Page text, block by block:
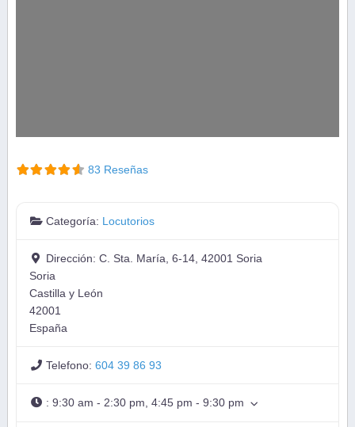
83 Reseñas
Categoría: Locutorios
Dirección:C. Sta. María, 6-14, 42001 Soria
Soria
Castilla y León
42001
España
Telefono:604 39 86 93
:9:30 am - 2:30 pm, 4:45 pm - 9:30 pm